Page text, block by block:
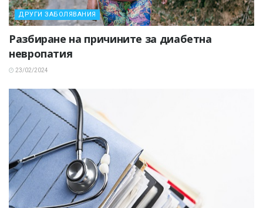
ДРУГИ ЗАБОЛЯВАНИЯ
Разбиране на причините за диабетна
невропатия
23/02/2024